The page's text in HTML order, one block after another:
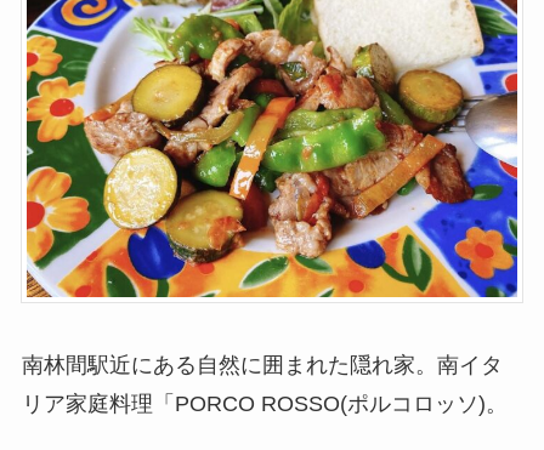
南林間駅近にある自然に囲まれた隠れ家。南イタ
リア家庭料理「PORCO ROSSO(ポルコロッソ)。